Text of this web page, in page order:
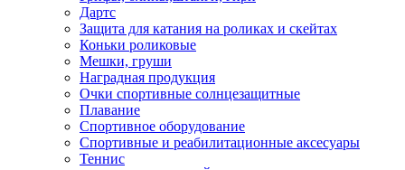
Дартс
Защита для катания на роликах и скейтах
Коньки роликовые
Мешки, груши
Наградная продукция
Очки спортивные солнцезащитные
Плавание
Спортивное оборудование
Спортивные и реабилитационные аксесуары
Теннис